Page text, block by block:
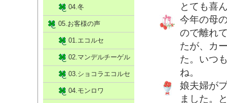
とても喜
今年の母
ので離れ
たが、カ
た。いつ
ね。
娘夫婦が
ました。
04.冬
05.お客様の声
01.エコルセ
02.マンデルチーゲル
03.ショコラエコルセ
04.モンロワ